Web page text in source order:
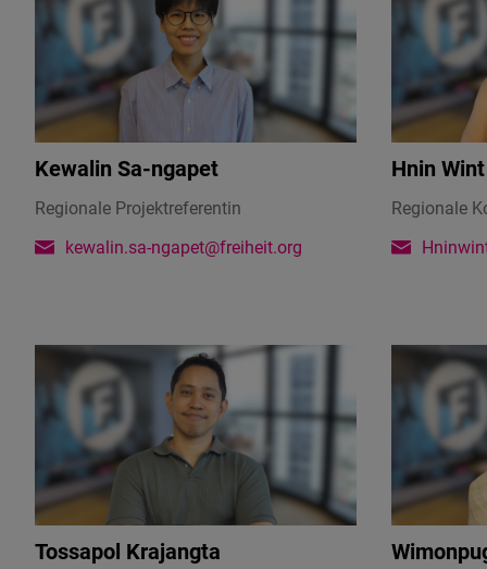
Kewalin Sa-ngapet
Regionale Projektreferentin
kewalin.sa-ngapet@freiheit.org
Hnin
Regionale
Tossapol Krajangta